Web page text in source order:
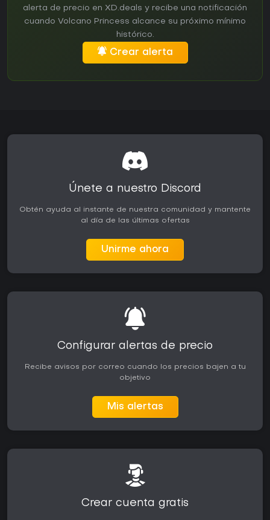
alerta de precio en XD.deals y recibe una notificación
cuando Volcano Princess alcance su próximo mínimo
histórico.
Crear alerta
Únete a nuestro Discord
Obtén ayuda al instante de nuestra comunidad y mantente
al día de las últimas ofertas
Unirme ahora
Configurar alertas de precio
Recibe avisos por correo cuando los precios bajen a tu
objetivo
Mis alertas
Crear cuenta gratis